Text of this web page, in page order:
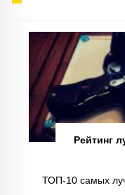
Рейтинг
ТОП-10 самых